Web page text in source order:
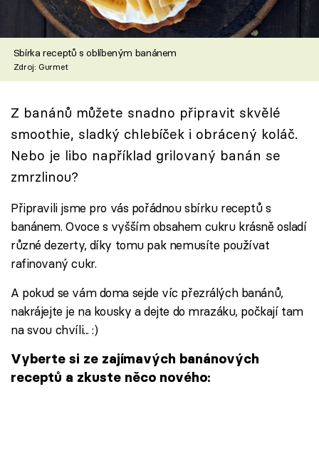
Škola vaření
Recepty z TV
Speciál: Cuketa
Těhotnej kuchař
Sledujte prima+
Sledujte nás
Sbírka receptů s oblíbeným banánem
Zdroj: Gurmet
Z banánů můžete snadno připravit skvělé
smoothie, sladký chlebíček i obrácený koláč.
Nebo je libo například grilovaný banán se
zmrzlinou?
Připravili jsme pro vás pořádnou sbírku receptů s
banánem. Ovoce s vyšším obsahem cukru krásně osladí
různé dezerty, díky tomu pak nemusíte používat
rafinovaný cukr.
A pokud se vám doma sejde víc přezrálých banánů,
nakrájejte je na kousky a dejte do mrazáku, počkají tam
na svou chvíli... :)
Vyberte si ze zajímavých banánových
receptů a zkuste něco nového: